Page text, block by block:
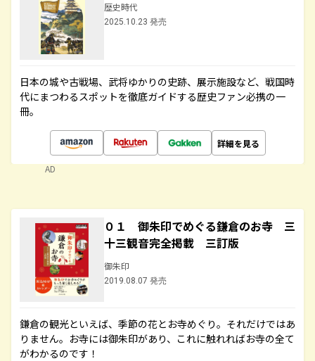
歴史時代
2025.10.23 発売
日本の城や古戦場、武将ゆかりの史跡、展示施設など、戦国時
代にまつわるスポットを徹底ガイドする歴史ファン必携の一
冊。
詳細を見る
AD
０１ 御朱印でめぐる鎌倉のお寺 三
十三観音完全掲載 三訂版
御朱印
2019.08.07 発売
鎌倉の観光といえば、季節の花とお寺めぐり。それだけではあ
りません。お寺には御朱印があり、これに触れればお寺の全て
がわかるのです！